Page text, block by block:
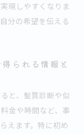
現しやすくなりま
分の希望を伝える
られる情報と
と、髪質診断や似
金や時間など、事
えます。特に初め